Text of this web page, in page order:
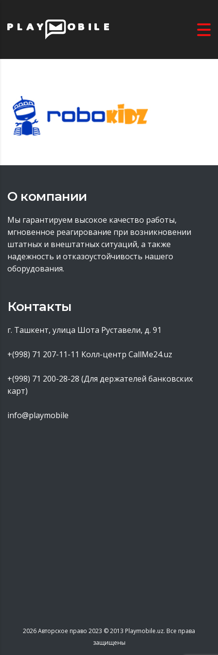
О компании
Мы гарантируем высокое качество работы,
мгновенное реагирование при возникновении
штатных и внештатных ситуаций, а также
надежность и отказоустойчивость нашего
оборудования.
Контакты
г. Ташкент, улица Шота Руставели, д. 91
+(998) 71 207-11-11 Колл-центр CallMe24.uz
+(998) 71 200-28-28 (Для держателей банковских
карт)
info@playmobile
2026Авторское право 2023 © 2013 Playmobile.uz. Все права
защищены